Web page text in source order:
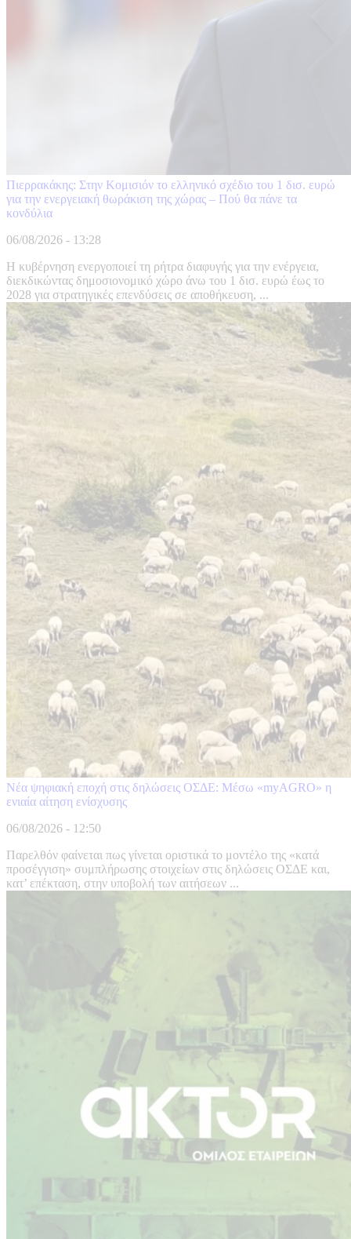
Πιερρακάκης: Στην Κομισιόν το ελληνικό σχέδιο του 1 δισ. ευρώ
για την ενεργειακή θωράκιση της χώρας – Πού θα πάνε τα
κονδύλια
06/08/2026 - 13:28
Η κυβέρνηση ενεργοποιεί τη ρήτρα διαφυγής για την ενέργεια,
διεκδικώντας δημοσιονομικό χώρο άνω του 1 δισ. ευρώ έως το
2028 για στρατηγικές επενδύσεις σε αποθήκευση, ...
Νέα ψηφιακή εποχή στις δηλώσεις ΟΣΔΕ: Μέσω «myAGRO» η
ενιαία αίτηση ενίσχυσης
06/08/2026 - 12:50
Παρελθόν φαίνεται πως γίνεται οριστικά το μοντέλο της «κατά
προσέγγιση» συμπλήρωσης στοιχείων στις δηλώσεις ΟΣΔΕ και,
κατ’ επέκταση, στην υποβολή των αιτήσεων ...